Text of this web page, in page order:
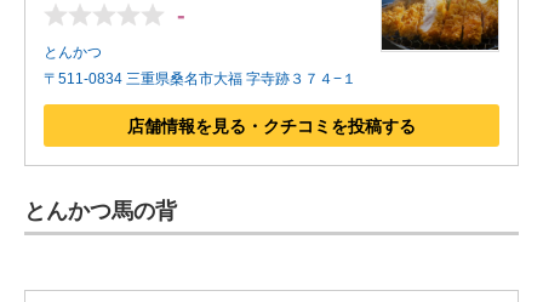
-
とんかつ
〒511-0834 三重県桑名市大福 字寺跡３７４−１
店舗情報を見る・クチコミを投稿する
とんかつ馬の背